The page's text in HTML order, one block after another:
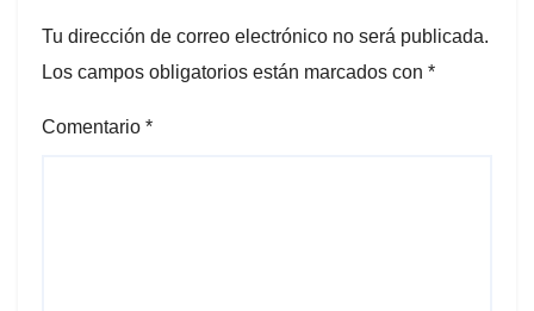
Tu dirección de correo electrónico no será publicada.
Los campos obligatorios están marcados con *
Comentario *